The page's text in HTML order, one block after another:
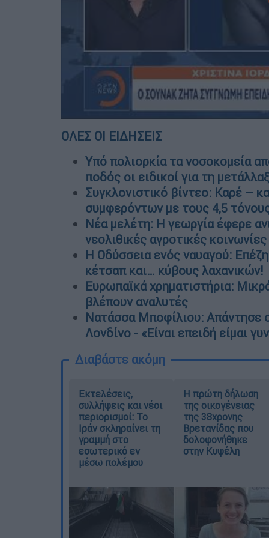
ΟΛΕΣ ΟΙ ΕΙΔΗΣΕΙΣ
Υπό πολιορκία τα νοσοκομεία
ποδός οι ειδικοί για τη
Συγκλονιστικό βίντεο: Καρέ –
συμφερόντων με τους 4,5
Νέα μελέτη: Η γεωργία έφερε
νεολιθικές αγροτικές
Η Οδύσσεια ενός ναυαγού:
κέτσαπ και… κύβους λαχανικών!
Ευρωπαϊκά χρηματιστήρια:
βλέπουν αναλυτές
Νατάσσα Μποφίλιου: Απάντησε
Λονδίνο - «Είναι επειδή είμαι
Διαβάστε ακόμη
Εκτελέσεις,
συλλήψεις και νέοι
περιορισμοί: Το
Ιράν σκληραίνει τη
γραμμή στο
εσωτερικό εν
μέσω πολέμου
Η πρώτη δήλωση
της οικογένειας
της 38χρονης
Βρετανίδας που
δολοφονήθηκε
στην Κυψέλη